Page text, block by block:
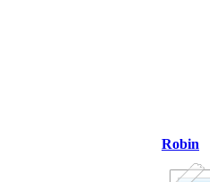
Robin